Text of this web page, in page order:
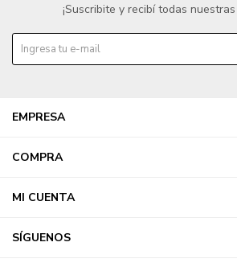
EMPRESA
COMPRA
MI CUENTA
SÍGUENOS
¡Suscribite y recibí todas